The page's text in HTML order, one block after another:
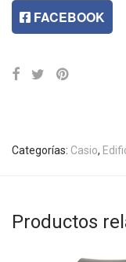
FACEBOOK
Categorías: Casio,
Productos